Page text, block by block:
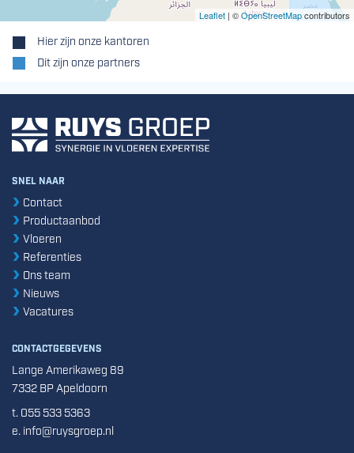
Leaflet | ©OpenStreetMapcontributors
Hier zijn onze kantoren
Dit zijn onze partners
SNEL NAAR
Contact
Productaanbod
Vloeren
Referenties
Ons team
Nieuws
Vacatures
CONTACTGEGEVENS
Lange Amerikaweg 89
7332 BP Apeldoorn
t. 055 533 5363
e. info@ruysgroep.nl